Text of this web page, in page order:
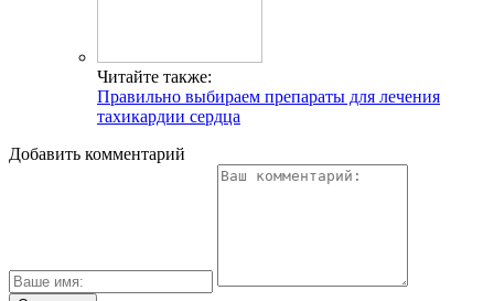
Читайте также:
Правильно выбираем препараты для лечения
тахикардии сердца
Добавить комментарий